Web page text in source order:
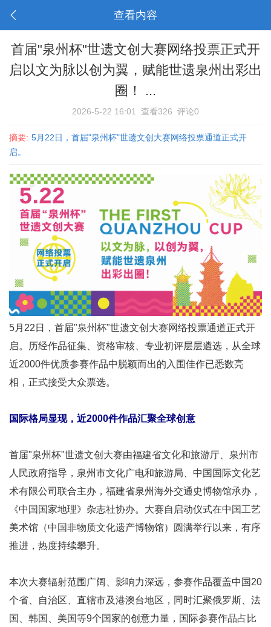
查看内容
首届"泉州杯"世遗文创大赛网络投票正式开
启以文为脉以创为翼，赋能世遗泉州出彩出
圈！ ...
2026-5-22 16:01 查看326 评论0
摘要: 5月22日，首届"泉州杯"世遗文创大赛网络投票通道正式开
启。
5月22日，首届"泉州杯"世遗文创大赛网络投票通道正式开
启。历经作品征集、资格审核、专业初评层层遴选，从全球
近2000件优质参赛作品中脱颖而出的入围佳作已悉数亮
相，正式接受大众票选。
国际格局显现，近2000件作品汇聚全球创意
首届"泉州杯"世遗文创大赛由福建省文化和旅游厅、泉州市
人民政府指导，泉州市文化广电和旅游局、中国国际文化艺
术有限公司联合主办，福建省泉州海外交通史博物馆承办，
《中国国家地理》杂志社协办。大赛自启动仪式在中国工艺
美术馆（中国非物质文化遗产博物馆）圆满举行以来，有序
推进，热度持续攀升。
本次大赛辐射范围广阔、影响力深远，参赛作品覆盖中国20
个省、自治区、直辖市及港澳台地区，同时汇聚俄罗斯、法
国、韩国、美国等9个国家的创意力量，国际参赛作品占比